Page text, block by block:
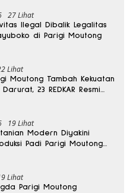
27 Lihat
Ilegal Dibalik Legalitas
di Parigi Moutong
Lihat
Moutong Tambah Kekuatan
23 REDKAR Resmi
19 Lihat
Modern Diyakini
Padi Parigi Moutong
Lihat
Parigi Moutong